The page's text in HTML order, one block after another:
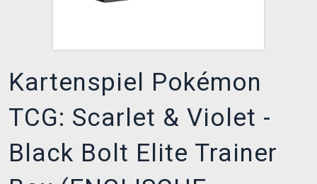
Kartenspiel Pokémon
TCG: Scarlet & Violet -
Black Bolt Elite Trainer